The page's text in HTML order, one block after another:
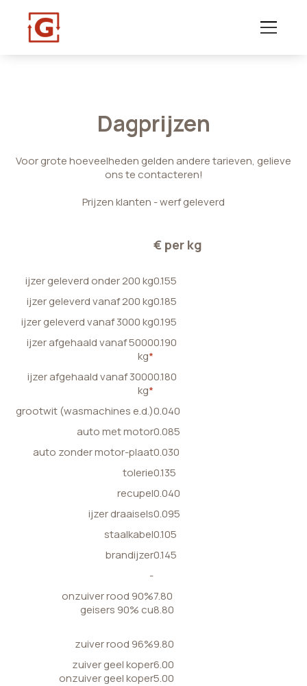
Dagprijzen
Voor grote hoeveelheden gelden andere tarieven, gelieve
ons te contacteren!
Prijzen klanten - werf geleverd
€ per kg
ijzer geleverd onder 200 kg0.155
ijzer geleverd vanaf 200 kg0.185
ijzer geleverd vanaf 3000 kg0.195
ijzer afgehaald vanaf 5000
kg*
0.190
ijzer afgehaald vanaf 3000
kg*
0.180
grootwit (wasmachines e.d.)0.040
auto met motor0.085
auto zonder motor-plaat0.030
tolerie0.135
recupel0.040
ijzer draaisels0.095
staalkabel0.105
brandijzer0.145
-
onzuiver rood 90%
geisers 90% cu
7.80
8.80
zuiver rood 96%9.80
zuiver geel koper
onzuiver geel koper
6.00
5.00